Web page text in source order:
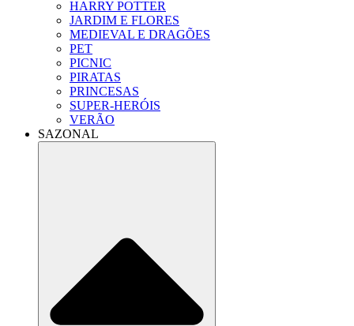
HARRY POTTER
JARDIM E FLORES
MEDIEVAL E DRAGÕES
PET
PICNIC
PIRATAS
PRINCESAS
SUPER-HERÓIS
VERÃO
SAZONAL